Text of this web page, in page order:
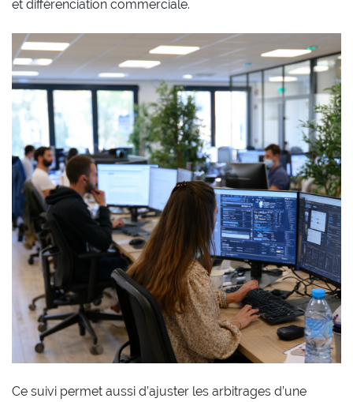
et différenciation commerciale.
Ce suivi permet aussi d’ajuster les arbitrages d’une